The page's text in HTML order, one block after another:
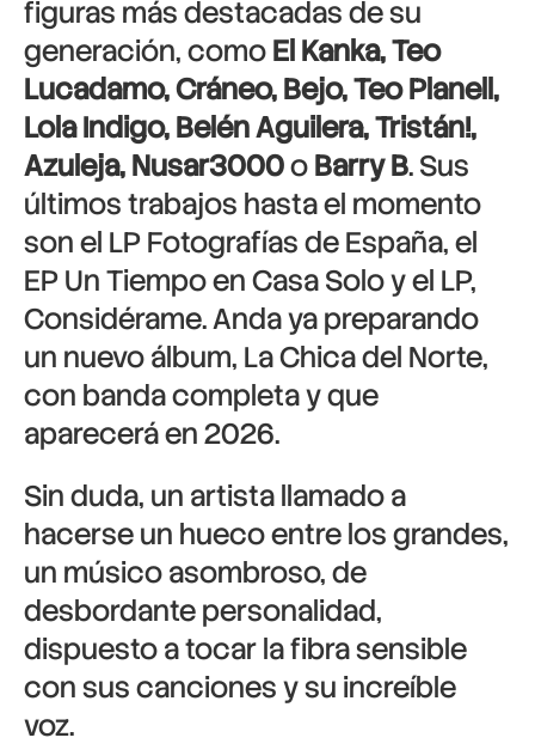
figuras más destacadas de su
generación, comoEl Kanka, Teo
Lucadamo, Cráneo, Bejo, Teo Planell,
Lola Indigo, Belén Aguilera, Tristán!,
Azuleja, Nusar3000oBarry B. Sus
últimos trabajos hasta el momento
son el LP Fotografías de España, el
EP Un Tiempo en Casa Solo y el LP,
Considérame. Anda ya preparando
un nuevo álbum, La Chica del Norte,
con banda completa y que
aparecerá en 2026.
Sin duda, un artista llamado a
hacerse un hueco entre los grandes,
un músico asombroso, de
desbordante personalidad,
dispuesto a tocar la fibra sensible
con sus canciones y su increíble
voz.